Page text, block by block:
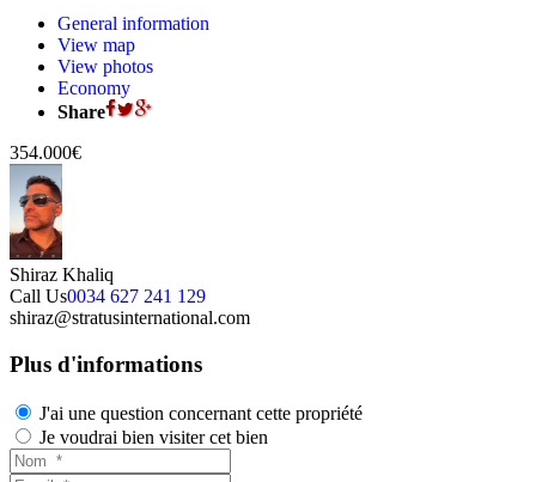
General information
View map
View photos
Economy
Share
354.000€
Shiraz Khaliq
Call Us0034 627 241 129
shiraz@stratusinternational.com
Plus d'informations
J'ai une question concernant cette propriété
Je voudrai bien visiter cet bien